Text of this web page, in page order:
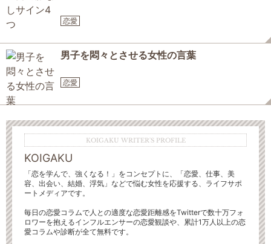
恋愛
男子を悶々とさせる女性の言葉
恋愛
KOIGAKU WRITER'S PROFILE
KOIGAKU
「恋を学んで、強くなる！」をコンセプトに、「恋愛、仕事、美
容、出会い、結婚、浮気」などで悩む女性を応援する、ライフサポ
ートメディアです。
毎日の恋愛コラムで人との適度な恋愛距離感をTwitterで数十万フォ
ロワーを抱えるインフルエンサーの恋愛観談や、累計1万人以上の恋
愛コラムや診断が全て無料です。